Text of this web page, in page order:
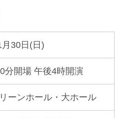
30日(日)
分開場 午後4時開演
ーンホール・大ホール